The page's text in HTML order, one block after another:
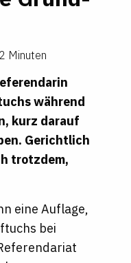
Minuten
während
kurz darauf
Gerichtlich
trotzdem,
eine Auflage,
bei